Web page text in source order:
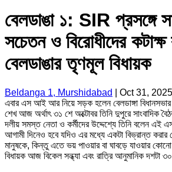
বেলডাঙা ১: SIR প্রসঙ্গে
সচেতন ও বিরোধীদের
বেলডাঙার তৃণমূল বিধায়ক
Beldanga 1, Murshidabad
Oct 31, 2025
এবার এস আই আর নিয়ে সড়ক হলেন বেলডাঙ্গা বিধানসভার
শেখ আজ অর্থাৎ ৩১ শে অক্টোবর তিনি দুপুরে সাংবাদিক
দলীয় সমস্ত নেতা ও কর্মীদের উদ্দেশ্যে তিনি বলেন
আগামী দিনেও হবে যদিও এর মধ্যে একটা বিভ্রান্ত করার
মানুষকে, কিন্তু এতে ভয় পাওয়ার বা ঘাবড়ে যাওয়ার
বিধায়ক আজ বিকেল সন্ধ্যা এবং রাত্রি আনুমানিক দশটা ৩০